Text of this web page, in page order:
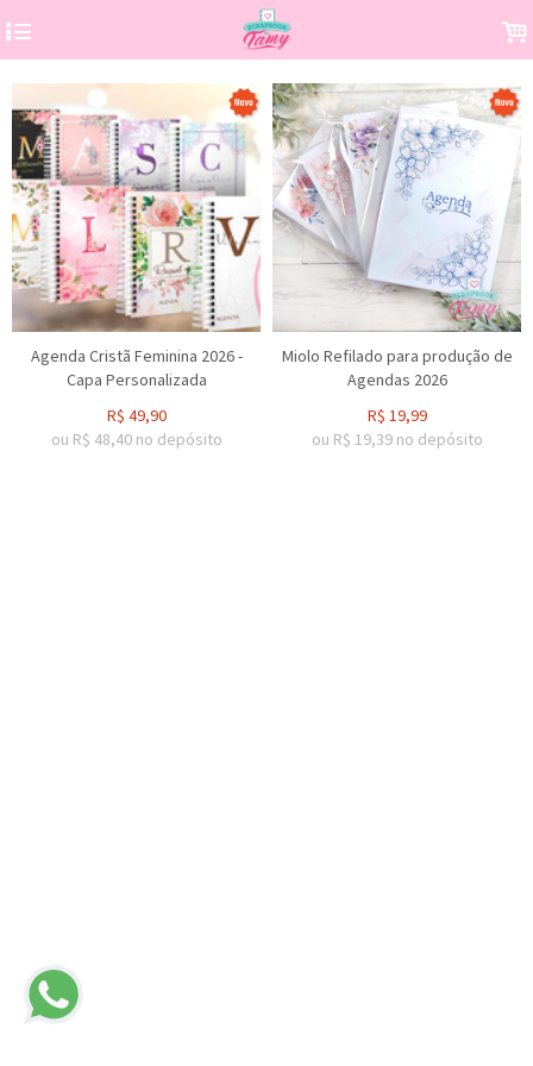
4 .
Agenda Cristã Feminina 2026 -
Capa Personalizada
R$ 49,90
ou R$ 48,40 no depósito
Miolo Refilado para produção de
Agendas 2026
R$ 19,99
ou R$ 19,39 no depósito